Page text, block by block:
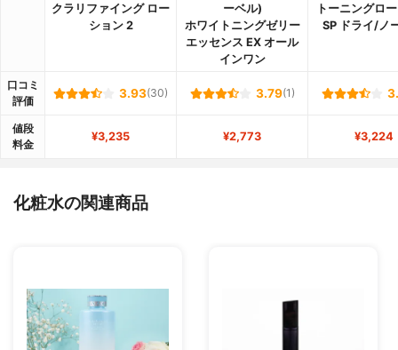
クラリファイング ロー
ション 2
ーベル)
ホワイトニングゼリー
エッセンス EX オール
インワン
トーニングロ
SP ドライ/ノ
口コミ
評価
3.93(30) 3.79(1)
値段
料金
¥3,235 ¥2,773 ¥3,224
化粧水の関連商品